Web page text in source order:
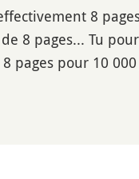
8
8 pages... Tu
pages pour 10 000